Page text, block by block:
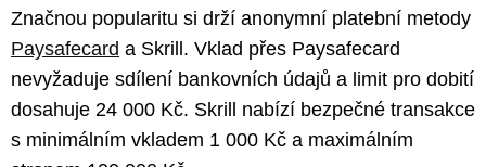
Značnou popularitu si drží anonymní platební metody
Paysafecard a Skrill. Vklad přes Paysafecard
nevyžaduje sdílení bankovních údajů a limit pro dobití
dosahuje 24 000 Kč. Skrill nabízí bezpečné transakce
s minimálním vkladem 1 000 Kč a maximálním